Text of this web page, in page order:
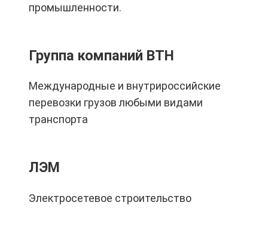
промышленности.
Группа компаний ВТН
Международные и внутрироссийские
перевозки грузов любыми видами
транспорта
ЛЭМ
Электросетевое строительство